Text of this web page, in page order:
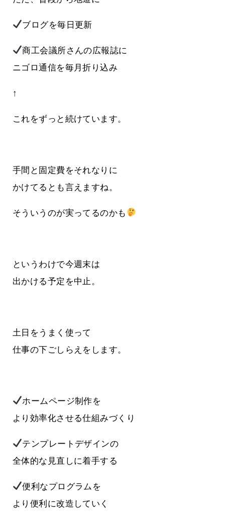
ブログを毎日更新
商工会議所さんの広報誌に
ニゴロ通信を毎月折り込み
↑
これをずっと続けています。
手間と固定費をそれなりに
かけてるとも言えますね。
そういうのが実ってるのかも
というわけで今週末は
出かける予定を中止。
土日をうまく使って
仕事の下ごしらえをします。
ホームページ制作を
より効率化させる仕組みづくり
テンプレートデザインの
全体的な見直しに着手する
便利なプログラムを
より便利に改造していく